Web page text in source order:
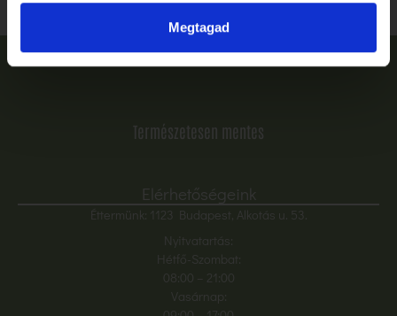
Megtagad
Természetesen mentes
Elérhetőségeink
Éttermünk: 1123 Budapest, Alkotás u. 53.
Nyitvatartás:
Hétfő-Szombat:
08:00
– 21:00
Vasárnap: